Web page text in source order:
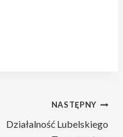
NASTĘPNY
Działalność Lubelskiego